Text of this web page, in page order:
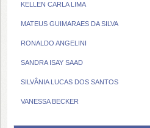
KELLEN CARLA LIMA
MATEUS GUIMARAES DA SILVA
RONALDO ANGELINI
SANDRA ISAY SAAD
SILVÂNIA LUCAS DOS SANTOS
VANESSA BECKER